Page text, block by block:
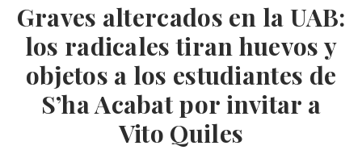
Graves altercados en la UAB:
los radicales tiran huevos y
objetos a los estudiantes de
S’ha Acabat por invitar a
Vito Quiles